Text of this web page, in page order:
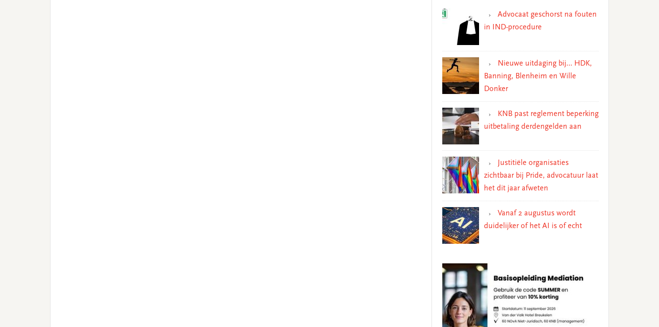
Advocaat geschorst na fouten
in IND-procedure
Nieuwe uitdaging bij… HDK,
Banning, Blenheim en Wille
Donker
KNB past reglement beperking
uitbetaling derdengelden aan
Justitiële organisaties
zichtbaar bij Pride, advocatuur laat
het dit jaar afweten
Vanaf 2 augustus wordt
duidelijker of het AI is of echt